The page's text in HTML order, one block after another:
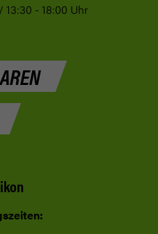
- 18:00 Uhr